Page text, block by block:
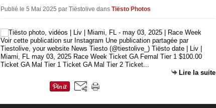
Publié le 5 Mai 2025 par Tiëstolive dans Tiësto Photos
Voir cette publication sur Instagram Une publication partagée par
Tiestolive, your website News Tiesto (@tiestolive_) Tiësto date | Liv |
Miami, FL may 03, 2025 Race Week Ticket GA Femal Tier 1 $100.00
Ticket GA Mal Tier 1 Ticket GA Mal Tier 2 Ticket...
Lire la suite